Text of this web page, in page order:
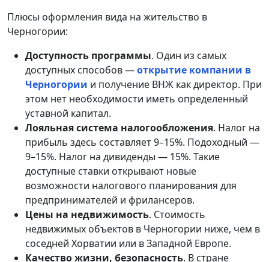
Плюсы оформления вида на жительство в
Черногории:
Доступность программы. Один из самых
доступных способов —открытие компании в
Черногории и получение ВНЖ как директор. При
этом нет необходимости иметь определенный
уставной капитал.
Лояльная система налогообложения. Налог на
прибыль здесь составляет 9–15%. Подоходный —
9–15%. Налог на дивиденды — 15%. Такие
доступные ставки открывают новые
возможности налогового планирования для
предпринимателей и фрилансеров.
Цены на недвижимость. Стоимость
недвижимых объектов в Черногории ниже, чем в
соседней Хорватии или в Западной Европе.
Качество жизни, безопасность. В стране